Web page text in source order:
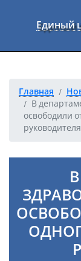
Перейти к
Единый
Главная
В
освободили